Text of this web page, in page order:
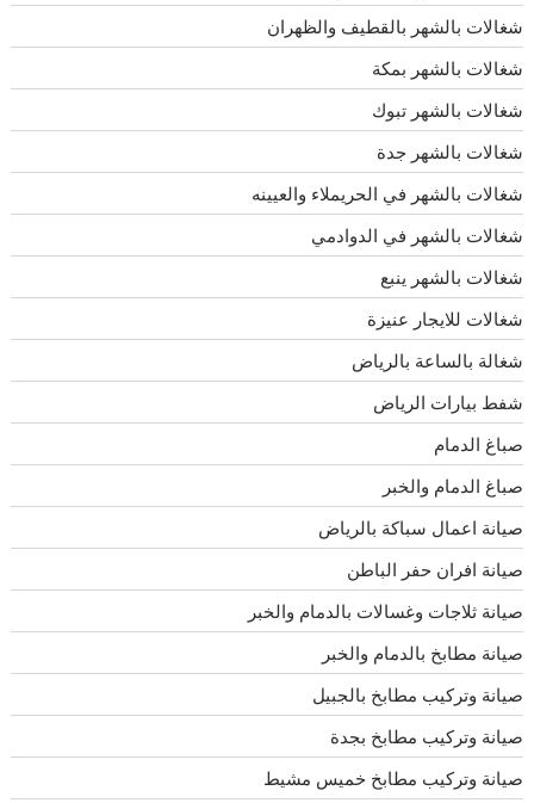
شغالات بالشهر بالقطيف والظهران
شغالات بالشهر بمكة
شغالات بالشهر تبوك
شغالات بالشهر جدة
شغالات بالشهر في الحريملاء والعيينه
شغالات بالشهر في الدوادمي
شغالات بالشهر ينبع
شغالات للايجار عنيزة
شغالة بالساعة بالرياض
شفط بيارات الرياض
صباغ الدمام
صباغ الدمام والخبر
صيانة اعمال سباكة بالرياض
صيانة افران حفر الباطن
صيانة ثلاجات وغسالات بالدمام والخبر
صيانة مطابخ بالدمام والخبر
صيانة وتركيب مطابخ بالجبيل
صيانة وتركيب مطابخ بجدة
صيانة وتركيب مطابخ خميس مشيط